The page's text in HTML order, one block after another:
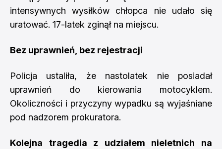
intensywnych wysiłków chłopca nie udało się
uratować. 17-latek zginął na miejscu.
Bez uprawnień, bez rejestracji
Policja ustaliła, że nastolatek nie posiadał
uprawnień do kierowania motocyklem.
Okoliczności i przyczyny wypadku są wyjaśniane
pod nadzorem prokuratora.
Kolejna tragedia z udziałem nieletnich na